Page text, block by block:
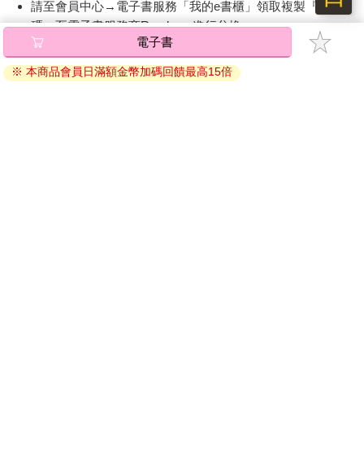
請至會員中心→電子書服務「我的e書櫃」領取複製『兌換
碼』至電子書服務商Readmoo進行兌換。
退換貨須知：
因版權保護，您在金石堂所購買的電子書僅能以金石堂專屬
電子書
※ 本商品會員日滿額金幣加碼回饋最高15倍